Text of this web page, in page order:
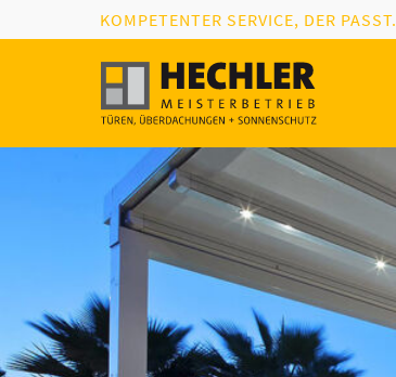
KOMPETENTER SERVICE, DER PASST.